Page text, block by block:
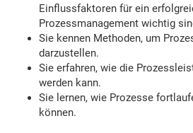
Einflussfaktoren für ein
Prozessmanagement wichtig
Sie kennen Methoden, um
darzustellen.
Sie erfahren, wie die
werden kann.
Sie lernen, wie Prozesse
können.